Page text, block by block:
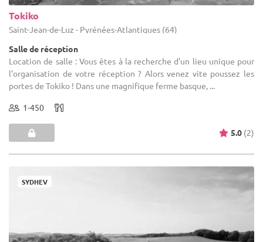
Tokiko
Saint-Jean-de-Luz - Pyrénées-Atlantiques (64)
Salle de réception
Location de salle : Vous êtes à la recherche d'un lieu unique pour
l'organisation de votre réception ? Alors venez vite poussez les
portes de Tokiko ! Dans une magnifique ferme basque, ...
1-450
5.0 (2)
SYDHEV